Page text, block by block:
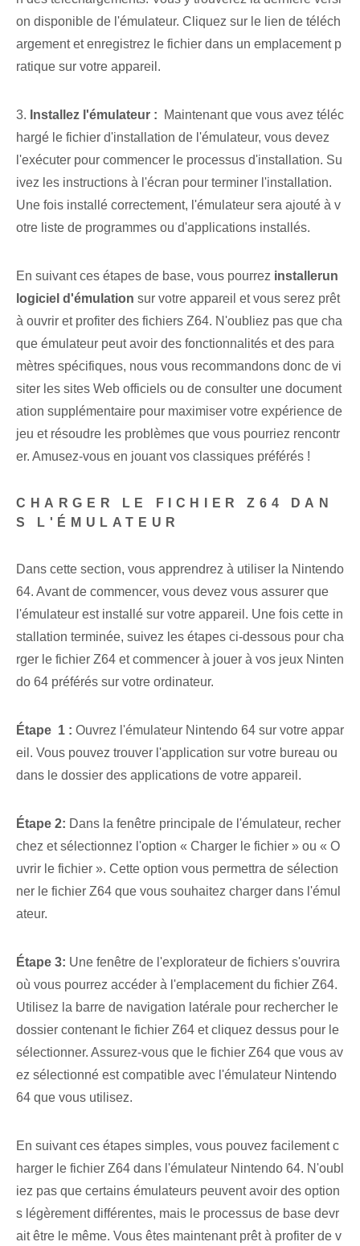
on disponible‌ de l'émulateur.⁣ Cliquez sur le lien de téléch
argement et ⁢enregistrez le fichier dans un ⁤emplacement⁤ p
ratique sur votre appareil.
3. Installez l'⁤émulateur : ⁤ Maintenant que vous avez téléc
hargé le fichier d'installation de l'émulateur, vous devez
l'exécuter pour commencer le processus d'installation. ‌Su
ivez les instructions à l'écran pour terminer l'installation.
Une fois installé correctement, l'émulateur sera ajouté à v
otre liste de programmes ou d'applications installés.
En suivant ces étapes de base, vous pourrez installer⁢un
logiciel d'émulation sur votre appareil et vous serez prêt
à ouvrir et profiter des fichiers Z64. N'oubliez pas que cha
que émulateur peut avoir des fonctionnalités et des para
mètres spécifiques, nous vous recommandons donc de vi
siter les sites Web officiels ou de consulter une document
ation supplémentaire pour maximiser votre expérience de
jeu et résoudre les problèmes que vous pourriez rencontr
er. Amusez-vous en jouant vos classiques préférés !
CHARGER LE FICHIER Z64 DAN
S L'ÉMULATEUR
Dans cette section, vous apprendrez à utiliser la Nintendo
64. Avant de commencer, vous devez vous assurer que
l'émulateur est installé sur votre appareil. Une fois cette in
stallation terminée, suivez les étapes ci-dessous pour cha
rger le fichier Z64 et commencer à jouer à vos jeux Ninten
do 64 préférés sur votre ordinateur.
Étape ⁢ 1 : Ouvrez l'émulateur Nintendo 64 sur votre appar
eil. Vous pouvez trouver l'application sur votre bureau ou
dans le dossier des applications de votre appareil.
Étape 2: Dans la fenêtre principale de l'émulateur, recher
chez et sélectionnez l'option « Charger le fichier » ou « O
uvrir le fichier ». Cette option vous permettra de sélection
ner le fichier Z64 que vous souhaitez charger dans l'émul
ateur.
Étape 3: Une fenêtre de l'explorateur de fichiers s'ouvrira
où vous pourrez accéder à l'emplacement du fichier Z64.
Utilisez la barre de navigation latérale pour rechercher le
dossier contenant le fichier Z64 et cliquez dessus pour le
sélectionner. Assurez-vous que le fichier Z64 que vous av
ez sélectionné est compatible avec l'émulateur Nintendo
64 que vous utilisez.
En suivant ces ⁤étapes simples, vous pouvez facilement c
harger le fichier Z64‍ dans⁤ l'émulateur Nintendo 64. N'oubl
iez pas que certains émulateurs peuvent avoir des option
s légèrement différentes, mais le ‌processus⁢ de base devr
ait être le même. Vous êtes maintenant prêt à profiter de v